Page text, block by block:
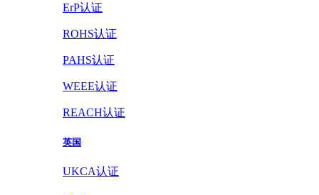
ErP认证
ROHS认证
PAHS认证
WEEE认证
REACH认证
英国
UKCA认证